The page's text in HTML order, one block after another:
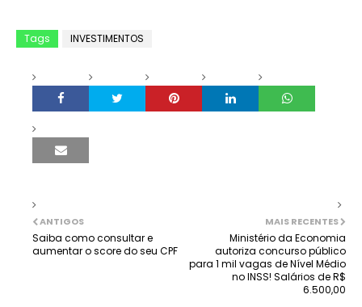
Tags INVESTIMENTOS
MAIS RECENTES
Ministério da Economia
autoriza concurso público
para 1 mil vagas de Nível Médio
no INSS! Salários de R$
6.500,00
ANTIGOS
Saiba como consultar e
aumentar o score do seu CPF